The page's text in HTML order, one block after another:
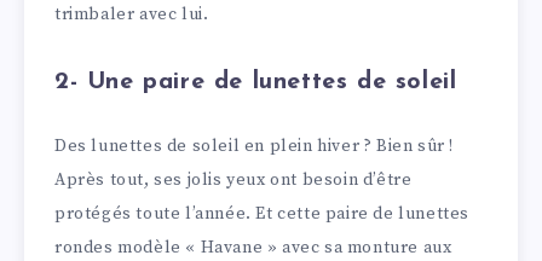
trimbaler avec lui.
2- Une paire de lunettes de soleil
Des lunettes de soleil en plein hiver ? Bien sûr !
Après tout, ses jolis yeux ont besoin d’être
protégés toute l’année. Et cette paire de lunettes
rondes modèle « Havane » avec sa monture aux